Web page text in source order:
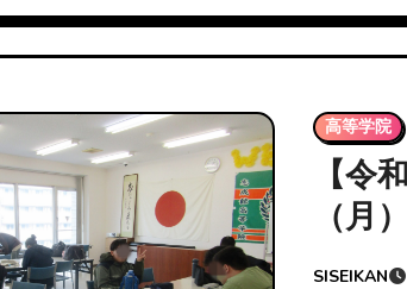
高等学院
【令
（月
た】
SISEIKAN